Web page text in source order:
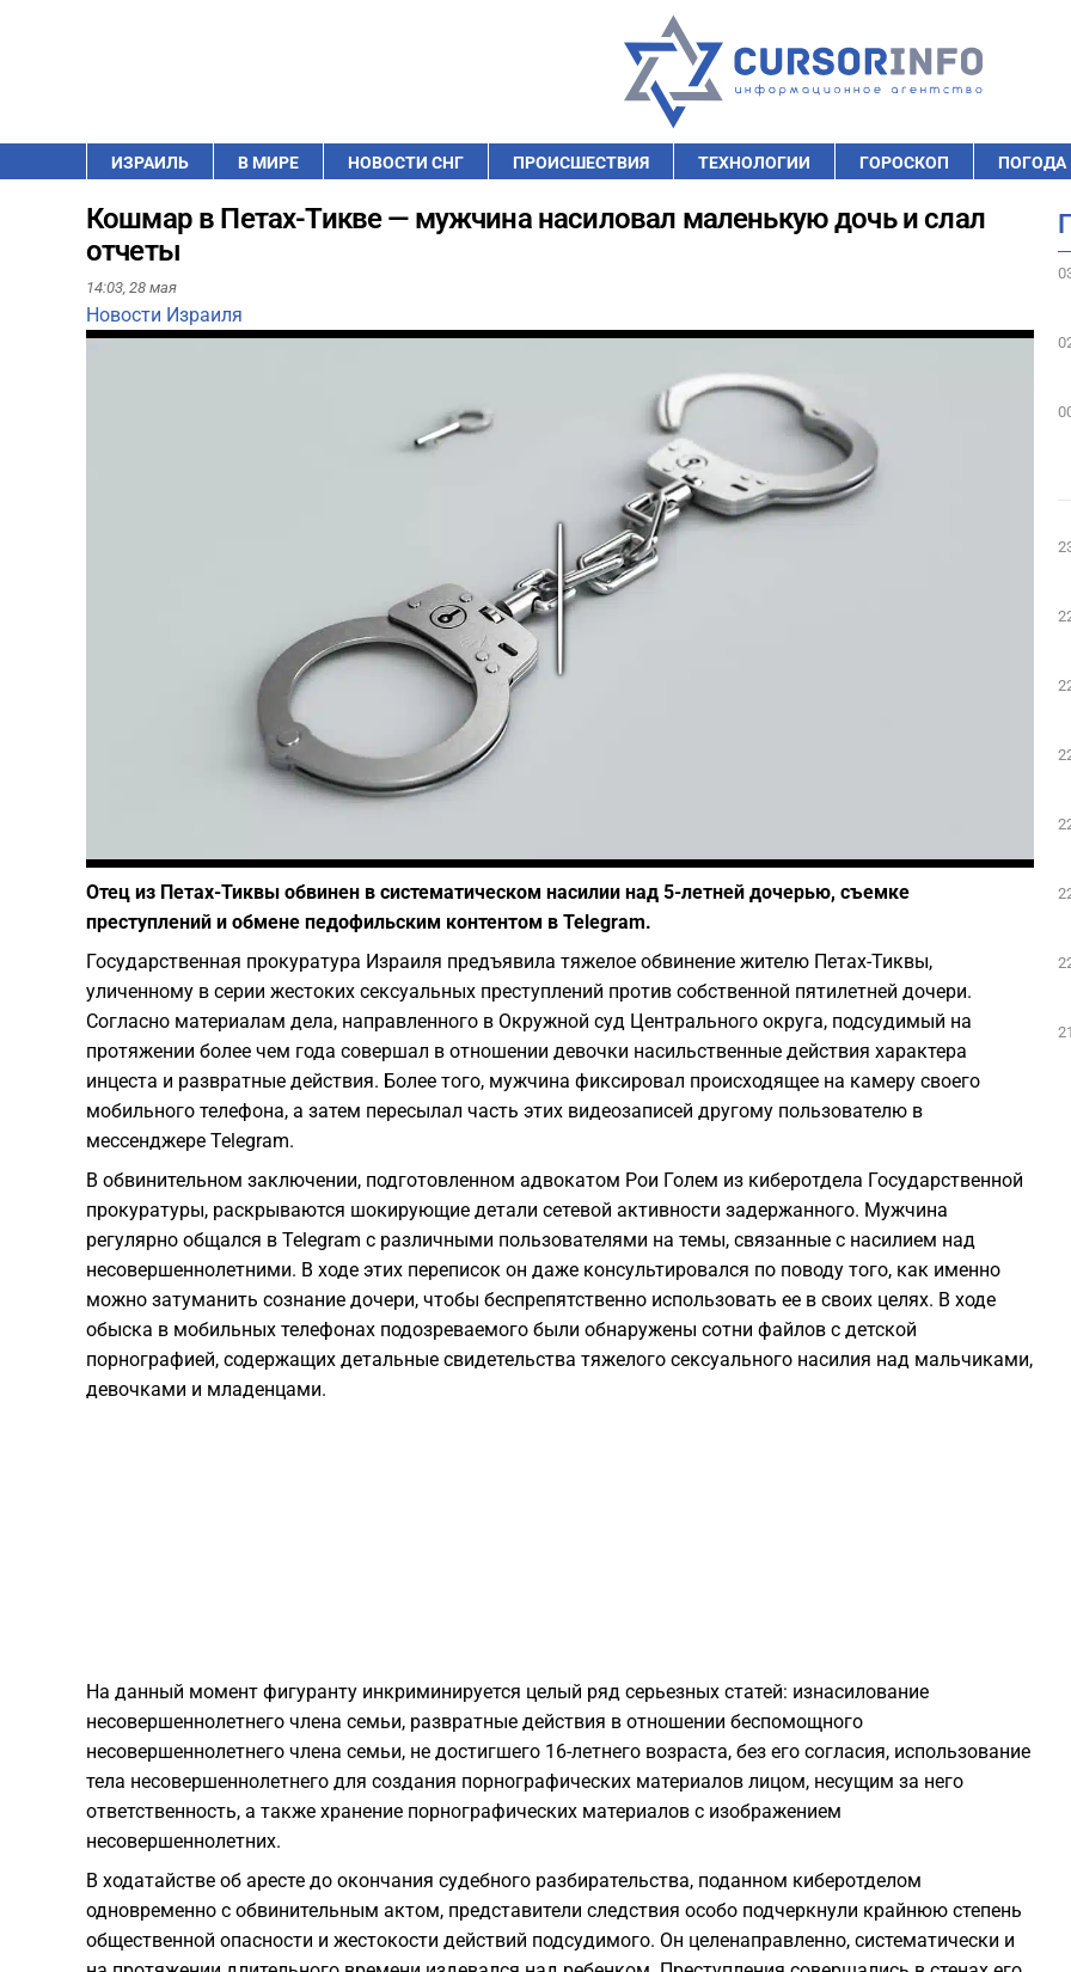
ИЗРАИЛЬ В МИРЕ НОВОСТИ СНГ ПРОИСШЕСТВИЯ ТЕХНОЛОГИИ ГОРОСКОП ПОГОДА
Кошмар в Петах-Тикве — мужчина насиловал маленькую дочь и слал
отчеты
14:03, 28 мая
Новости Израиля
Play
Отец из Петах-Тиквы обвинен в систематическом насилии над 5-летней дочерью, съемке
преступлений и обмене педофильским контентом в Telegram.
Государственная прокуратура Израиля предъявила тяжелое обвинение жителю Петах-Тиквы,
уличенному в серии жестоких сексуальных преступлений против собственной пятилетней дочери.
Согласно материалам дела, направленного в Окружной суд Центрального округа, подсудимый на
протяжении более чем года совершал в отношении девочки насильственные действия характера
инцеста и развратные действия. Более того, мужчина фиксировал происходящее на камеру своего
мобильного телефона, а затем пересылал часть этих видеозаписей другому пользователю в
мессенджере Telegram.
В обвинительном заключении, подготовленном адвокатом Рои Голем из киберотдела Государственной
прокуратуры, раскрываются шокирующие детали сетевой активности задержанного. Мужчина
регулярно общался в Telegram с различными пользователями на темы, связанные с насилием над
несовершеннолетними. В ходе этих переписок он даже консультировался по поводу того, как именно
можно затуманить сознание дочери, чтобы беспрепятственно использовать ее в своих целях. В ходе
обыска в мобильных телефонах подозреваемого были обнаружены сотни файлов с детской
порнографией, содержащих детальные свидетельства тяжелого сексуального насилия над мальчиками,
девочками и младенцами.
На данный момент фигуранту инкриминируется целый ряд серьезных статей: изнасилование
несовершеннолетнего члена семьи, развратные действия в отношении беспомощного
несовершеннолетнего члена семьи, не достигшего 16-летнего возраста, без его согласия, использование
тела несовершеннолетнего для создания порнографических материалов лицом, несущим за него
ответственность, а также хранение порнографических материалов с изображением
несовершеннолетних.
В ходатайстве об аресте до окончания судебного разбирательства, поданном киберотделом
одновременно с обвинительным актом, представители следствия особо подчеркнули крайнюю степень
общественной опасности и жестокости действий подсудимого. Он целенаправленно, систематически и